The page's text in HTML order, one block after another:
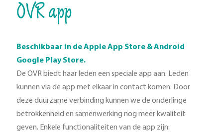
OVR app
Beschikbaar in de Apple App Store & Android
Google Play Store.
De OVR biedt haar leden een speciale app aan. Leden
kunnen via de app met elkaar in contact komen. Door
deze duurzame verbinding kunnen we de onderlinge
betrokkenheid en samenwerking nog meer kwaliteit
geven. Enkele functionaliteiten van de app zijn: